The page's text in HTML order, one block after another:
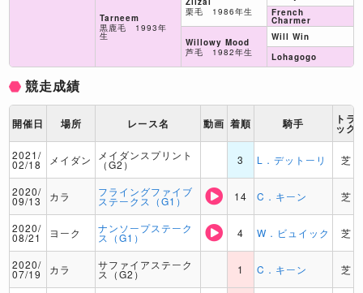
Tarneem
黒鹿毛 1993年
生
栗毛 1986年生
Willowy Mood
芦毛 1982年生
French
Charmer
Will Win
Lohagogo
競走成績
開催日 場所 レース名 動画 着順 騎手 トラ
ック
2021/
02/18 メイダン メイダンスプリント
（G2） 3 L．デットーリ 芝
2020/
09/13 カラ フライングファイブ
ステークス（G1） 14 C．キーン 芝
2020/
08/21 ヨーク ナンソープステーク
ス（G1） 4 W．ビュイック 芝
2020/
07/19 カラ サファイアステーク
ス（G2） 1 C．キーン 芝